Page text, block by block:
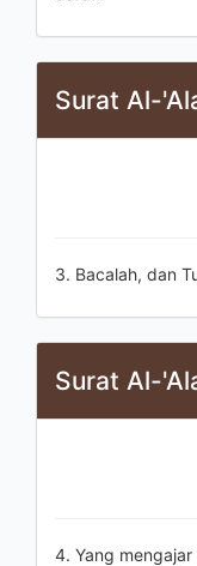
Surat Al-
3. Bacalah, dan
Surat Al-
4. Yang